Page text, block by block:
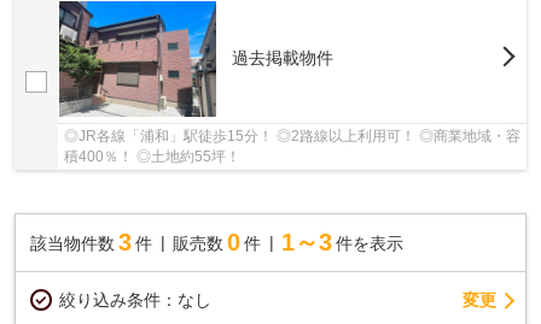
過去掲載物件
◎JR各線「浦和」駅徒歩15分！ ◎2路線以上利用可！ ◎商業地域・容
積400％！ ◎土地約55坪！
該当物件数 3件 販売数 0 件 1～3 件を表示
絞り込み条件： なし 変更